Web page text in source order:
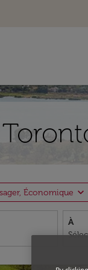
Économique expand_more
À